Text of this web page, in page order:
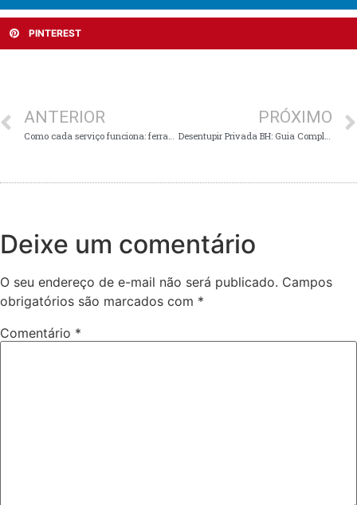
PINTEREST
ANTERIOR PRÓXIMO
Deixe um comentário
O seu endereço de e-mail não será publicado. Campos
obrigatórios são marcados com *
Comentário *